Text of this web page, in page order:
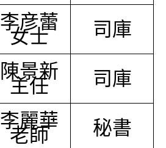
李彦蕾
女士 司庫
陳景新
主任 司庫
李麗華
老師 秘書